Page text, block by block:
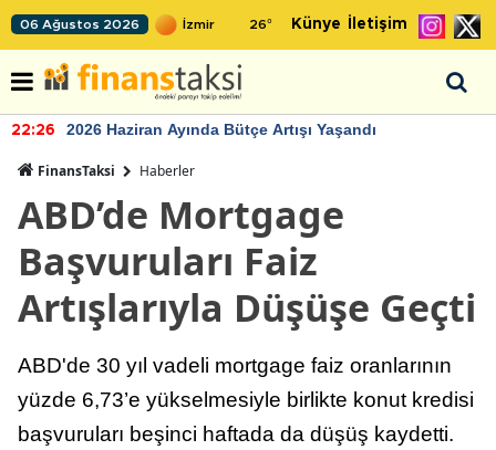
06 Ağustos 2026 26° Künye İletişim
22:26 2026 Haziran Ayında Bütçe Artışı Yaşandı
FinansTaksi Haberler
ABD’de Mortgage
Başvuruları Faiz
Artışlarıyla Düşüşe Geçti
ABD'de 30 yıl vadeli mortgage faiz oranlarının
yüzde 6,73’e yükselmesiyle birlikte konut kredisi
başvuruları beşinci haftada da düşüş kaydetti.